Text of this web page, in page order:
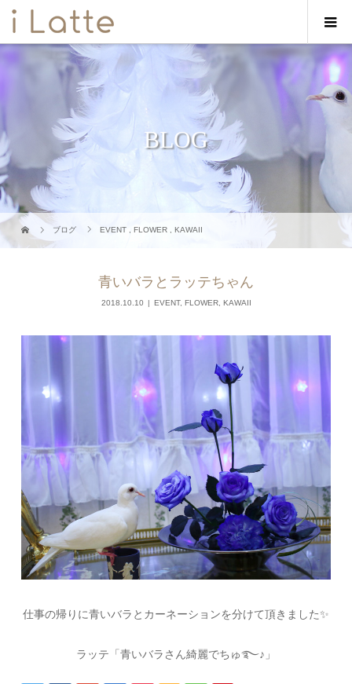
BLOG
ブログ EVENT ,FLOWER ,KAWAII
青いバラとラッテちゃん
2018.10.10 EVENT, FLOWER, KAWAII
仕事の帰りに青いバラとカーネーションを分けて頂きました✨
ラッテ「青いバラさん綺麗でちゅ࿐♪」